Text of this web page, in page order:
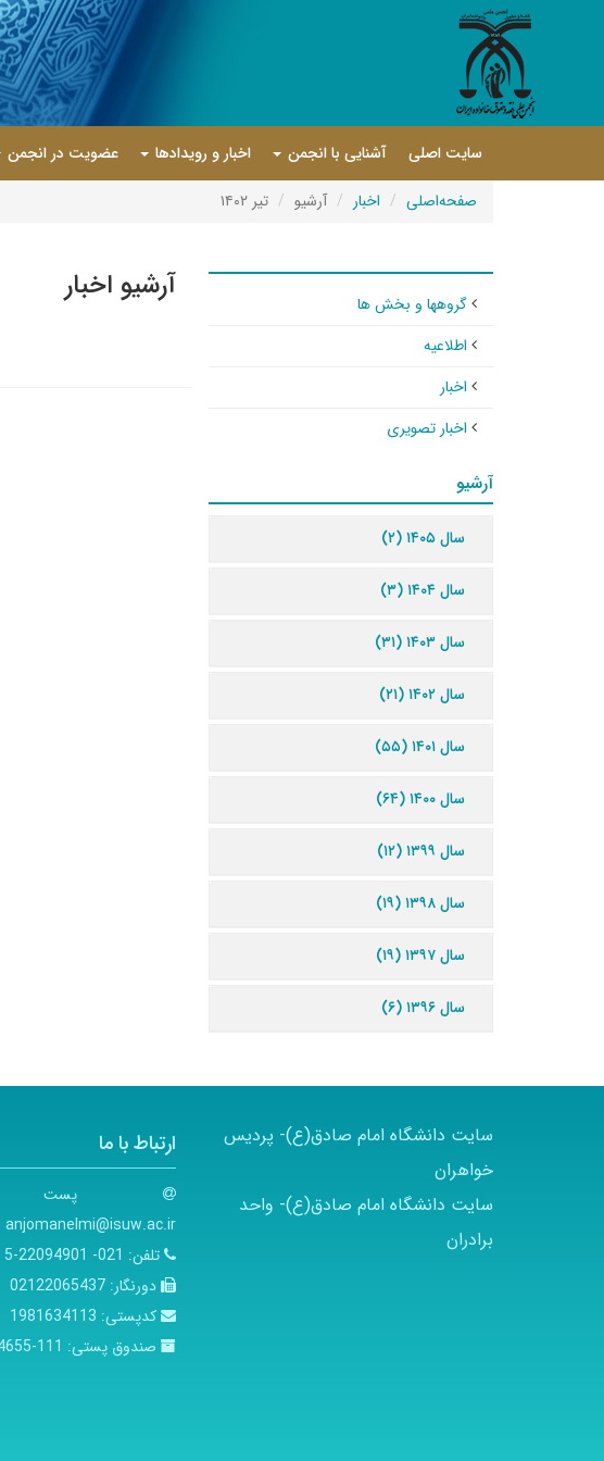
سایت اصلی آشنایی با انجمن اخبار و رویدادها عضویت در انجمن
صفحه‌اصلی اخبار آرشیو تیر ۱۴۰۲
آرشیو اخبار
گروهها و بخش ها
اطلاعیه
اخبار
اخبار تصویری
آرشیو
سال ۱۴۰۵ (۲)
سال ۱۴۰۴ (۳)
سال ۱۴۰۳ (۳۱)
سال ۱۴۰۲ (۲۱)
سال ۱۴۰۱ (۵۵)
سال ۱۴۰۰ (۶۴)
سال ۱۳۹۹ (۱۲)
سال ۱۳۹۸ (۱۹)
سال ۱۳۹۷ (۱۹)
سال ۱۳۹۶ (۶)
سایت دانشگاه امام صادق(ع)- پردیس
خواهران
سایت دانشگاه امام صادق(ع)- واحد
برادران
ارتباط با ما
پست
anjomanelmi@isuw.ac.ir
تلفن: 021- 22094901-5
دورنگار:02122065437
کدپستی: 1981634113
صندوق پستی: 111-14655